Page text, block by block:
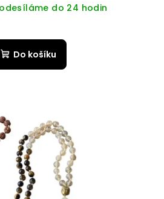
do 24 hodin
Do košíku